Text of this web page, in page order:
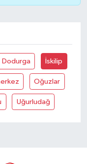
Dodurga İskilip
Oğuzlar
Uğurludağ